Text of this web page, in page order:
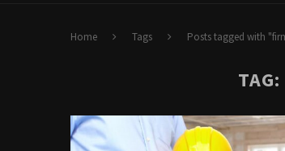
Home Tags Posts tagged with
TAG: